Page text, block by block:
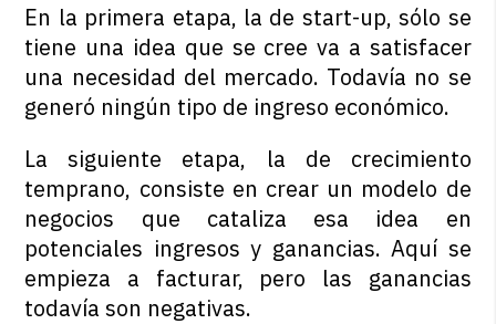
En la primera etapa, la de start-up, sólo se
tiene una idea que se cree va a satisfacer
una necesidad del mercado. Todavía no se
generó ningún tipo de ingreso económico.
La siguiente etapa, la de crecimiento
temprano, consiste en crear un modelo de
negocios que cataliza esa idea en
potenciales ingresos y ganancias. Aquí se
empieza a facturar, pero las ganancias
todavía son negativas.